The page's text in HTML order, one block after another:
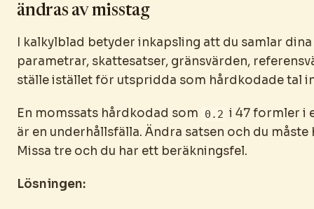
ändras av misstag
I kalkylblad betyder inkapsling att du samlar
parametrar, skattesatser, gränsvärden,
ställe istället för utspridda som hårdkodade tal
En momssats hårdkodad som 0.2 i 47 formler i
är en underhållsfälla. Ändra satsen och du måste
Missa tre och du har ett beräkningsfel.
Lösningen: